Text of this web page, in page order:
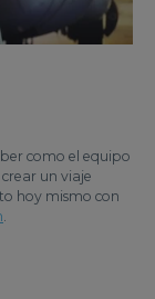
como el equipo
un viaje
hoy mismo con